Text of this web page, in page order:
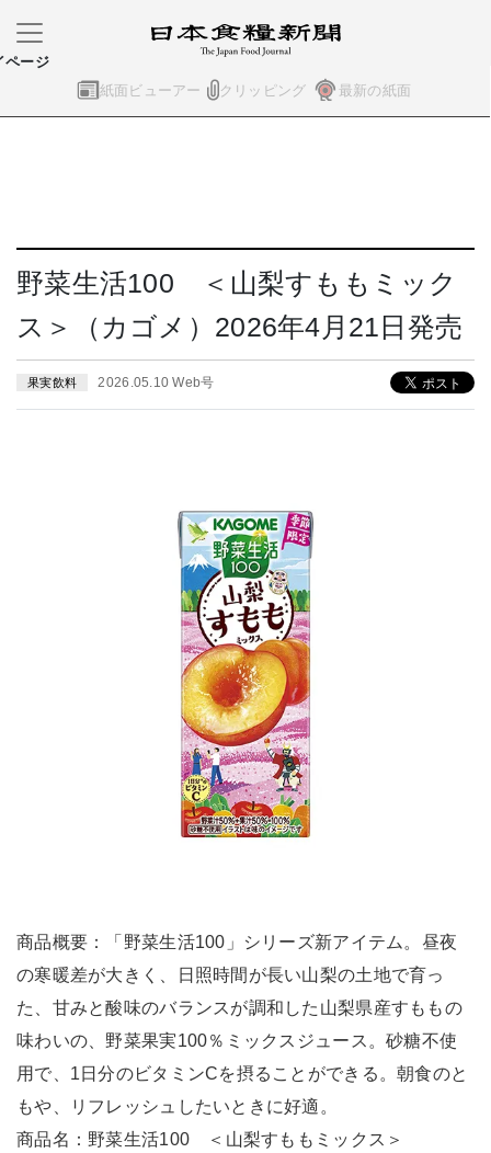
紙面ビューアー クリッピング 最新の紙面
ページ
野菜生活100 ＜山梨すももミック
ス＞（カゴメ）2026年4月21日発売
果実飲料 2026.05.10 Web号
商品概要：「野菜生活100」シリーズ新アイテム。昼夜
の寒暖差が大きく、日照時間が長い山梨の土地で育っ
た、甘みと酸味のバランスが調和した山梨県産すももの
味わいの、野菜果実100％ミックスジュース。砂糖不使
用で、1日分のビタミンCを摂ることができる。朝食のと
もや、リフレッシュしたいときに好適。
商品名：野菜生活100 ＜山梨すももミックス＞